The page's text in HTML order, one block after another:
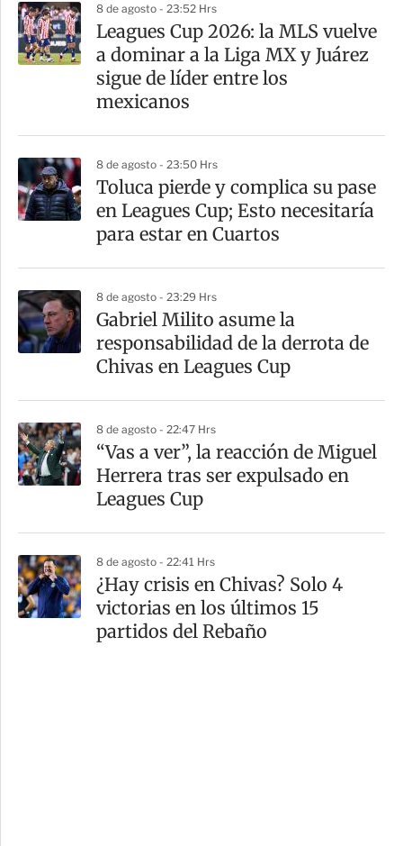
a
r
t
8 de agosto - 23:52 Hrs
Leagues Cup 2026: la MLS vuelve
a dominar a la Liga MX y Juárez
sigue de líder entre los
mexicanos
8 de agosto - 23:50 Hrs
Toluca pierde y complica su pase
en Leagues Cup; Esto necesitaría
para estar en Cuartos
8 de agosto - 23:29 Hrs
Gabriel Milito asume la
responsabilidad de la derrota de
Chivas en Leagues Cup
8 de agosto - 22:47 Hrs
“Vas a ver”, la reacción de Miguel
Herrera tras ser expulsado en
Leagues Cup
8 de agosto - 22:41 Hrs
¿Hay crisis en Chivas? Solo 4
victorias en los últimos 15
partidos del Rebaño